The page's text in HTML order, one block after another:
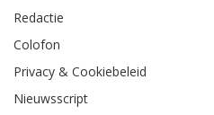
Redactie
Colofon
Privacy & Cookiebeleid
Nieuwsscript